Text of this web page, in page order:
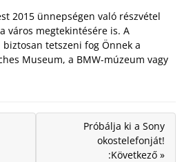
2015 ünnepségen való részvétel
város megtekintésére is. A
biztosan tetszeni fog Önnek a
Museum, a BMW-múzeum vagy
Próbálja ki a Sony
okostelefonját!
:Következő »